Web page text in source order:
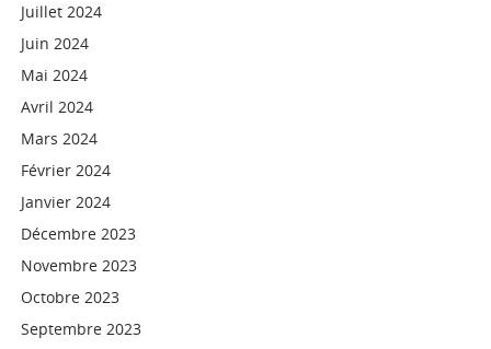
Juillet 2024
Juin 2024
Mai 2024
Avril 2024
Mars 2024
Février 2024
Janvier 2024
Décembre 2023
Novembre 2023
Octobre 2023
Septembre 2023